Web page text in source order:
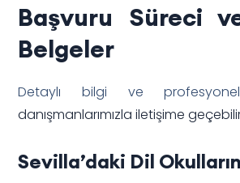
Başvuru Süreci
Belgeler
Detaylı bilgi ve
danışmanlarımızla iletişime
Sevilla’daki Dil